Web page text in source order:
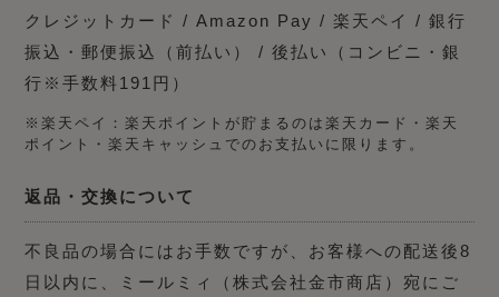
クレジットカード / Amazon Pay / 楽天ペイ / 銀行
振込・郵便振込（前払い） / 後払い（コンビニ・銀
行※手数料191円）
※楽天ペイ：楽天ポイントが貯まるのは楽天カード・楽天
ポイント・楽天キャッシュでのお支払いに限ります。
返品・交換について
不良品の場合にはお手数ですが、お客様への配送後8
日以内に、ミールミィ（株式会社金市商店）宛にご